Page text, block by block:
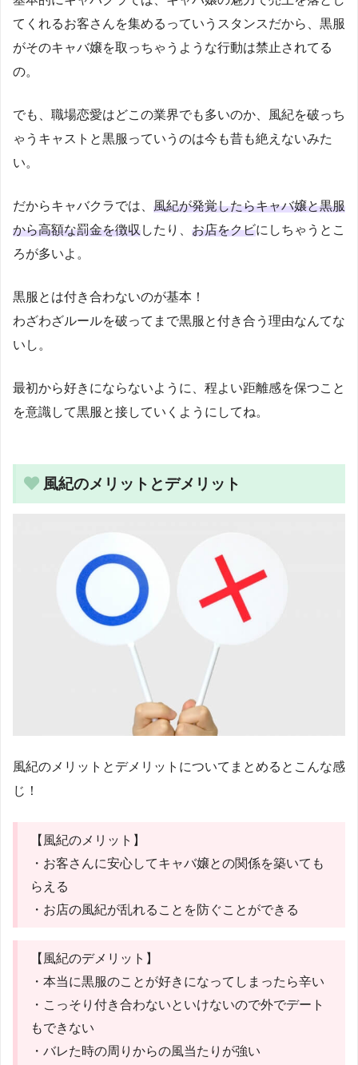
てくれるお客さんを集めるっていうスタンスだから、黒服
がそのキャバ嬢を取っちゃうような行動は禁止されてる
の。
でも、職場恋愛はどこの業界でも多いのか、風紀を破っち
ゃうキャストと黒服っていうのは今も昔も絶えないみた
い。
だからキャバクラでは、 風紀が発覚したらキャバ嬢と黒服
から高額な罰金を徴収したり、 お店をクビにしちゃうとこ
ろが多いよ。
黒服とは付き合わないのが基本！
わざわざルールを破ってまで黒服と付き合う理由なんてな
いし。
最初から好きにならないように、程よい距離感を保つこと
を意識して黒服と接していくようにしてね。
風紀のメリットとデメリット
風紀のメリットとデメリットについてまとめるとこんな感
じ！
【風紀のメリット】
・お客さんに安心してキャバ嬢との関係を築いても
らえる
・お店の風紀が乱れることを防ぐことができる
【風紀のデメリット】
・本当に黒服のことが好きになってしまったら辛い
・こっそり付き合わないといけないので外でデート
もできない
・バレた時の周りからの風当たりが強い